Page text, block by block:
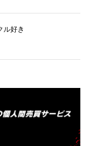
ル好き